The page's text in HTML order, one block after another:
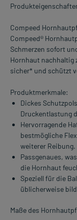
Compeed
Compeed®
Schmerzen sofort
Hornhaut nachhaltig
sicher* und schützt
Produktmerkmale:
Dickes
Druckentlastung
Hervorragende
bestmögliche
weiterer Reibung.
Passgenaues,
die Hornhaut
Speziell für die
üblicherweise
Maße des